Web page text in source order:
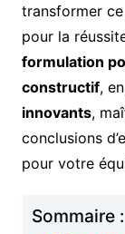
transformer
pour la
formulation
constructif,
innovants,
conclusions
pour votre
Sommaire :